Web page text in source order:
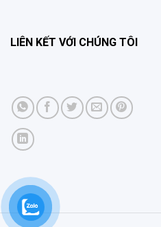
LIÊN KẾT VỚI CHÚNG TÔI